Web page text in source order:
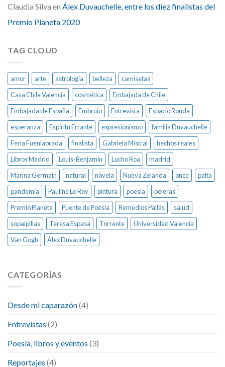
Claudia Silva en Álex Duvauchelle, entre los diez finalistas del
Premio Planeta 2020
TAG CLOUD
amor arte astrología belleza
camisetas
Casa Chile Valencia
cosmética
Embajada de Chile
Embajada de España
Embrujo Entrevista
Espacio Ronda
esperanza
Espíritu Errante expresionismo
familia Duvauchelle
Feria Fuenlabrada
finalista Gabriela Mistral
hechos reales
Libros Madrid
Louis-Benjamin Lucho Roa
madrid
Marina Germain
natural novela Nueva Zelanda once
palta
pandemia
Pauline Le Roy pintura poesía
poleras
Premio Planeta
Puente de Poesía Remedios Pallás
salud
sopaipillas
Teresa Espasa Torrente
Universidad Valencia
Van Gogh
Álex Duvauchelle
CATEGORÍAS
Desde mi caparazón(4)
Entrevistas (2)
Poesía, libros y eventos (3)
Reportajes (4)